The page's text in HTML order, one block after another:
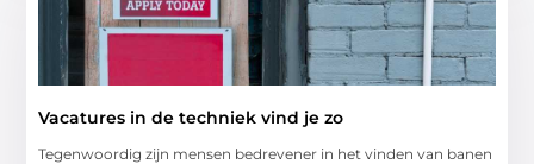
Vacatures in de techniek vind je zo
Tegenwoordig zijn mensen bedrevener in het vinden van banen